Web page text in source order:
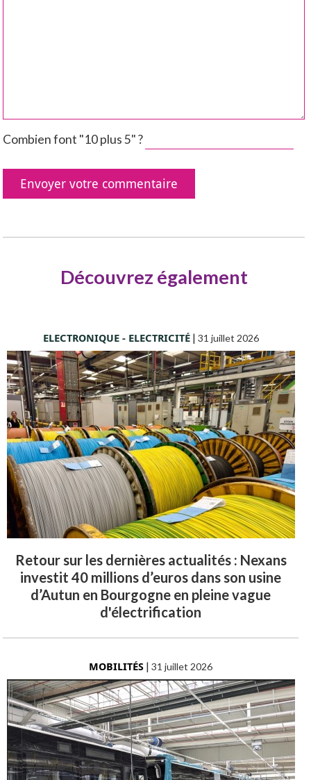
Combien font "10 plus 5" ?
Découvrez également
ELECTRONIQUE - ELECTRICITÉ| 31 juillet 2026
Retour sur les dernières actualités : Nexans
investit 40 millions d’euros dans son usine
d’Autun en Bourgogne en pleine vague
d'électrification
MOBILITÉS |31 juillet 2026